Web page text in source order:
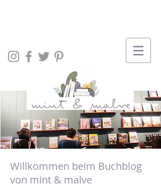
Willkommen beim Buchblog
von mint & malve